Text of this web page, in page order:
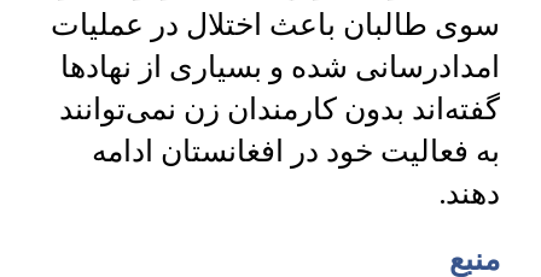
سوی طالبان باعث اختلال در عملیات
امدادرسانی شده و بسیاری از نهادها
گفته‌اند بدون کارمندان زن نمی‌توانند
به فعالیت خود در افغانستان ادامه
دهند.
منبع